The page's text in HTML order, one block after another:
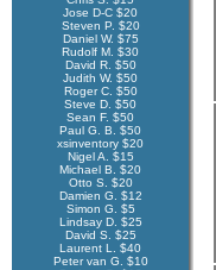
Jose D-C $20
Steven P. $20
Daniel W. $75
Rudolf M. $30
David R. $50
Judith W. $50
Roger C. $50
Steve D. $50
Sean F. $50
Paul G. B. $50
xsinventory $20
Nigel A. $15
Michael B. $20
Otto S. $20
Damien G. $12
Simon G. $5
Lindsay D. $25
David S. $25
Laurent L. $40
Peter van G. $10